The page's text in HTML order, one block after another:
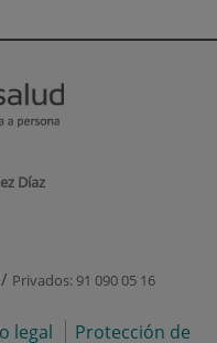
Díaz
/ Privados: 91 090 05 16
legal
Protección de